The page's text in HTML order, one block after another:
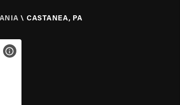
\ CASTANEA, PA
VISUALIZZA SPECIFICHE DELLA MOTO